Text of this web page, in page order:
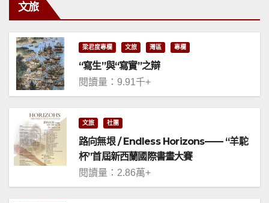
文旅
梁君度專欄 文旅 灣區 專欄
“寫生”與“寫實”之辯
閱讀量：9.91千+
文旅 社團
路向無垠 / Endless Horizons—— “羊駝
杯”首屆新西蘭國際書畫大賽
閱讀量：2.86萬+